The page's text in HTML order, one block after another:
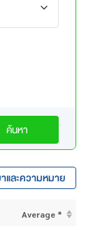
ค้นหา
และความหมาย
Average *